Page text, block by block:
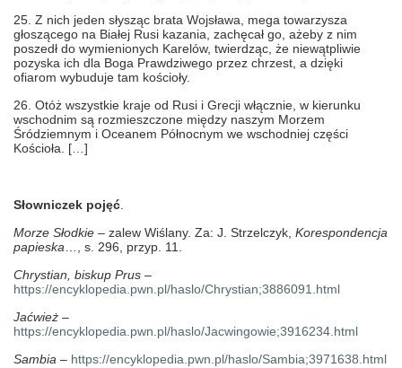
25. Z nich jeden słysząc brata Wojsława, mega towarzysza
głoszącego na Białej Rusi kazania, zachęcał go, ażeby z nim
poszedł do wymienionych Karelów, twierdząc, że niewątpliwie
pozyska ich dla Boga Prawdziwego przez chrzest, a dzięki
ofiarom wybuduje tam kościoły.
26. Otóż wszystkie kraje od Rusi i Grecji włącznie, w kierunku
wschodnim są rozmieszczone między naszym Morzem
Śródziemnym i Oceanem Północnym we wschodniej części
Kościoła. […]
Słowniczek pojęć
Morze Słodkie – zalew Wiślany. Za: J. Strzelczyk, Korespondencja
papieska …, s. 296, przyp. 11.
Chrystian, biskup Prus –
https://encyklopedia.pwn.pl/haslo/Chrystian;3886091.html
Jaćwież –
https://encyklopedia.pwn.pl/haslo/Jacwingowie;3916234.html
Sambia – https://encyklopedia.pwn.pl/haslo/Sambia;3971638.html